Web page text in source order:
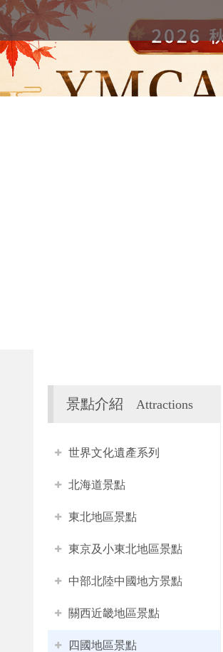
景點介紹 Attractions
世界文化遺產系列
北海道景點
東北地區景點
東京及小東北地區景點
中部北陸中國地方景點
關西近畿地區景點
四國地區景點